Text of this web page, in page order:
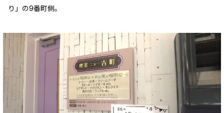
り」の9番町側。